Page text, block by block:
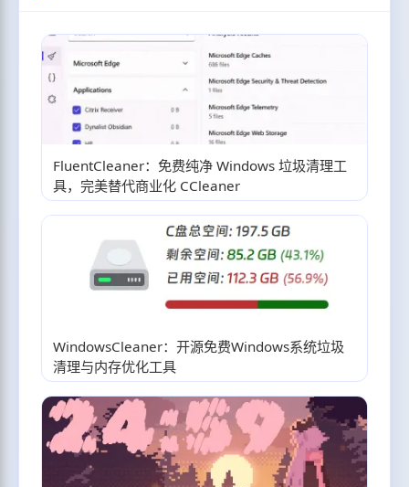
FluentCleaner：免费纯净 Windows 垃圾清理工
具，完美替代商业化 CCleaner
WindowsCleaner：开源免费Windows系统垃圾
清理与内存优化工具